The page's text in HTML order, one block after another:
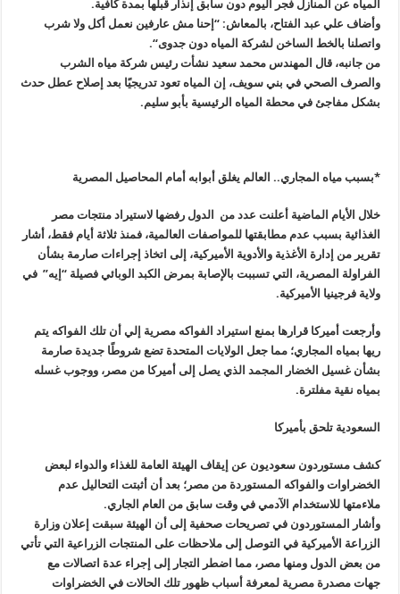
المياه عن المنازل فجر اليوم دون سابق إنذار قبلها بمدة كافية.
وأضاف علي عبد الفتاح، بالمعاش: “إحنا مش عارفين نعمل أكل ولا شرب
واتصلنا بالخط الساخن لشركة المياه دون جدوى“.
من جانبه، قال المهندس محمد سعيد نشأت رئيس شركة مياه الشرب
والصرف الصحي في بني سويف، إن المياه تعود تدريجيًا بعد إصلاح عطل حدث
بشكل مفاجئ في محطة المياه الرئيسية بأبو سليم.
*بسبب مياه المجاري.. العالم يغلق أبوابه أمام المحاصيل المصرية
خلال الأيام الماضية أعلنت عدد من الدول رفضها لاستيراد منتجات مصر
الغذائية بسبب عدم مطابقتها للمواصفات العالمية، فمنذ ثلاثة أيام فقط، أشار
تقرير من إدارة الأغذية والأدوية الأميركية، إلى اتخاذ إجراءات صارمة بشأن
الفراولة المصرية، التي تسببت بالإصابة بمرض الكبد الوبائي فصيلة “إيه”في
ولاية فرجينيا الأميركية.
وأرجعت أميركا قرارها بمنع استيراد الفواكه مصرية إلي أن تلك الفواكه يتم
ريها بمياه المجاري؛ مما جعل الولايات المتحدة تضع شروطًا جديدة صارمة
بشأن غسيل الخضار المجمد الذي يصل إلى أميركا من مصر، ووجوب غسله
بمياه نقية مفلترة.
السعودية تلحق بأميركا
كشف مستوردون سعوديون عن إيقاف الهيئة العامة للغذاء والدواء لبعض
الخضراوات والفواكه المستوردة من مصر؛ بعد أن أثبتت التحاليل عدم
ملاءمتها للاستخدام الآدمي في وقت سابق من العام الجاري.
وأشار المستوردون في تصريحات صحفية إلى أن الهيئة سبقت إعلان وزارة
الزراعة الأميركية في التوصل إلى ملاحظات على المنتجات الزراعية التي تأتي
من بعض الدول ومنها مصر، مما اضطر التجار إلى إجراء عدة اتصالات مع
جهات مصدرة مصرية لمعرفة أسباب ظهور تلك الحالات في الخضراوات